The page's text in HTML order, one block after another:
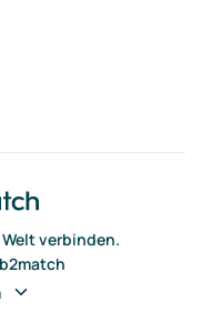
verbinden.